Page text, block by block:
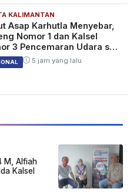
KALIMANTAN
Asap Karhutla Menyebar,
Nomor 1 dan Kalsel
3 Pencemaran Udara se-
5 jam yang lalu
M, Alfiah
Kalsel